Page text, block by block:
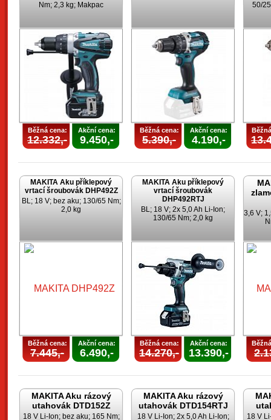
Nm; 2,3 kg; Makpac
Běžná cena:
12.332,-
Akční cena:
9.450,-
Běžná cena:
5.390,-
Akční cena:
4.190,-
50/
MAKITA Aku příklepový
vrtací šroubovák DHP492Z
BL; 18 V; bez aku; 130/65 Nm;
2,0 kg
Běžná cena:
7.445,-
Akční cena:
6.490,-
MAKITA Aku příklepový
vrtací šroubovák
DHP492RTJ
BL; 18 V; 2x 5,0 Ah Li-Ion;
130/65 Nm; 2,0 kg
Běžná cena:
14.270,-
Akční cena:
13.390,-
3,6 V;
MAKITA Aku rázový
utahovák DTD152Z
18 V Li-Ion; bez aku; 165 Nm;
MAKITA Aku rázový
utahovák DTD154RTJ
18 V Li-Ion; 2x 5,0 Ah Li-Ion; 18 V